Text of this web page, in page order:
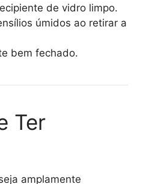
de vidro limpo.
úmidos ao retirar a
bem fechado.
Ter
amplamente